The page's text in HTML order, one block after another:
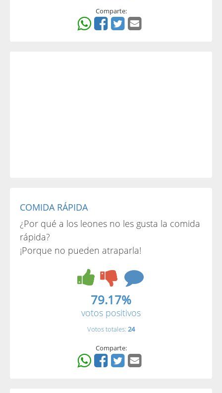
Comparte:
COMIDA RÁPIDA
¿Por qué a los leones no les gusta la comida
rápida?
¡Porque no pueden atraparla!
79.17%
votos positivos
Votos totales: 24
Comparte: